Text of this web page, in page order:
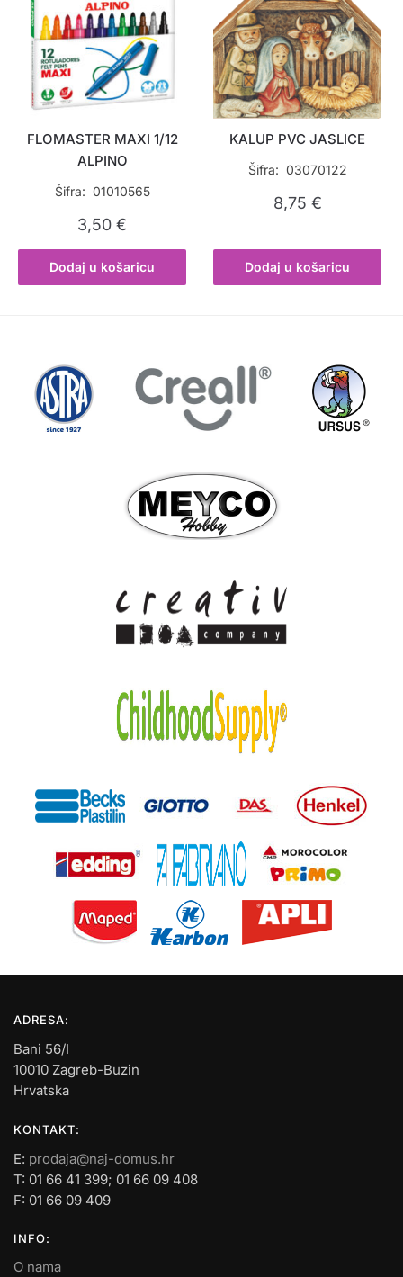
FLOMASTER MAXI 1/12
ALPINO
Šifra: 01010565
3,50€
Dodaj u košaricu
KALUP PVC JASLICE
Šifra: 03070122
8,75 €
Dodaj u košaricu
ADRESA:
Bani 56/I
10010 Zagreb-Buzin
Hrvatska
KONTAKT:
E: prodaja@naj-domus.hr
T: 01 66 41 399; 01 66 09 408
F: 01 66 09 409
INFO:
O nama